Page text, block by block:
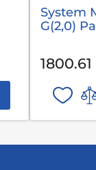
System
G(2,0)